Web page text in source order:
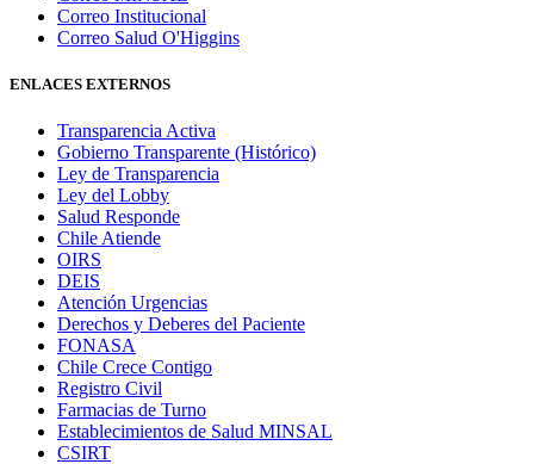
Correo Institucional
Correo Salud O'Higgins
ENLACES EXTERNOS
Transparencia Activa
Gobierno Transparente (Histórico)
Ley de Transparencia
Ley del Lobby
Salud Responde
Chile Atiende
OIRS
DEIS
Atención Urgencias
Derechos y Deberes del Paciente
FONASA
Chile Crece Contigo
Registro Civil
Farmacias de Turno
Establecimientos de Salud MINSAL
CSIRT